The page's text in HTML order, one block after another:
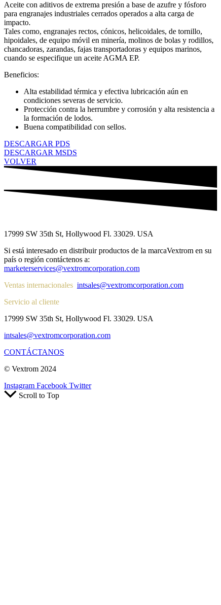
Aceite con aditivos de extrema presión a base de azufre y fósforo
para engranajes industriales cerrados operados a alta carga de
impacto.
Tales como, engranajes rectos, cónicos, helicoidales, de tornillo,
hipoidales, de equipo móvil en minería, molinos de bolas y rodillos,
chancadoras, zarandas, fajas transportadoras y equipos marinos,
cuando se especifique un aceite AGMA EP.
Beneficios:
Alta estabilidad térmica y efectiva lubricación aún en
condiciones severas de servicio.
Protección contra la herrumbre y corrosión y alta resistencia a
la formación de lodos.
Buena compatibilidad con sellos.
DESCARGAR PDS
DESCARGAR MSDS
VOLVER
17999 SW 35th St, Hollywood Fl. 33029. USA
Si está interesado en distribuir productos de la marcaVextrom en su
país o región contáctenos a:
marketerservices@vextromcorporation.com
Ventas internacionales intsales@vextromcorporation.com
Servicio al cliente
17999 SW 35th St, Hollywood Fl. 33029. USA
intsales@vextromcorporation.com
CONTÁCTANOS
© Vextrom 2024
Instagram Facebook Twitter
Scroll to Top